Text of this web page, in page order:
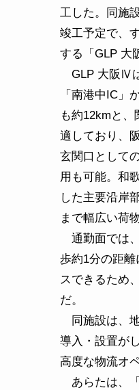
工した。同施
竣工予定で、
する「GLP 大
GLP 大阪Ⅳは
「南港中IC」
も約12kmと
適しており、
玄関口として
用も可能。和
した主要沿岸
まで幅広い荷
通勤面では
歩約1分の距
スできるため
だ。
同施設は、
導入・設置が
高度な物流オ
あらたは、